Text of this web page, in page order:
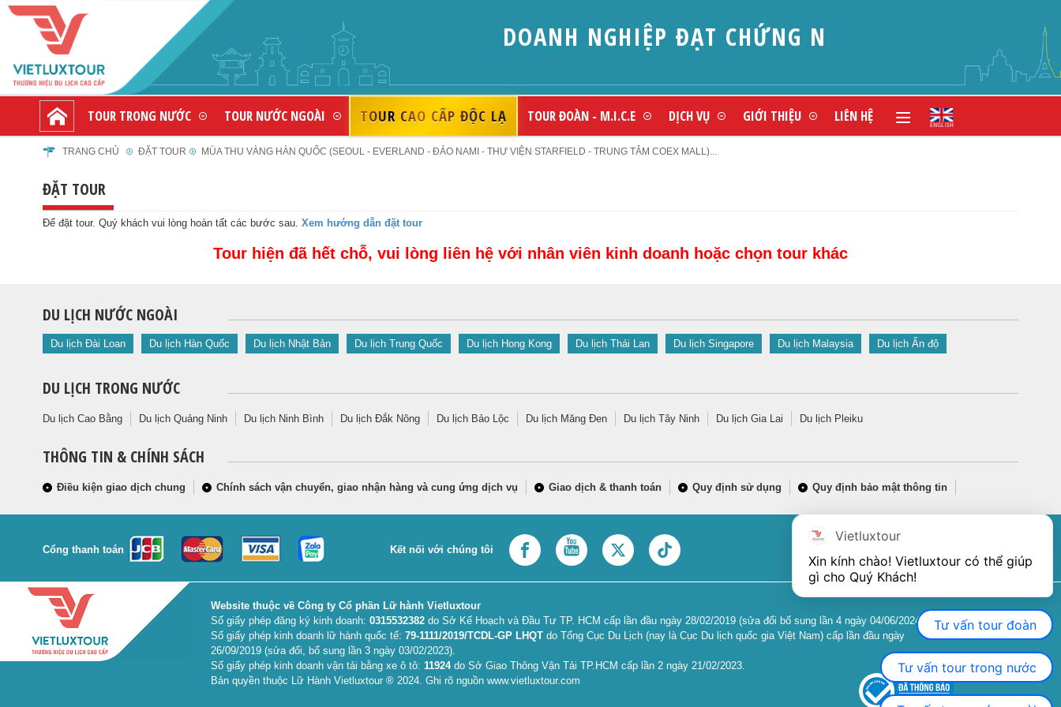
DOANH NGHIỆP ĐẠT CHỨNG NHẬN V
TOUR TRONG NƯỚC TOUR NƯỚC NGOÀI TOUR CAO CẤP ĐỘC LẠ TOUR ĐOÀN - M.I.C.E DỊCH VỤ GIỚI THIỆU LIÊN HỆ
TRANG CHỦ ĐẶT TOUR MÙA THU VÀNG HÀN QUỐC (SEOUL - EVERLAND - ĐẢO NAMI - THƯ VIỆN STARFIELD - TRUNG TÂM COEX MALL)...
ĐẶT TOUR
Để đặt tour. Quý khách vui lòng hoàn tất các bước sau. Xem hướng dẫn đặt tour
Tour hiện đã hết chỗ, vui lòng liên hệ với nhân viên kinh doanh hoặc chọn tour khác
DU LỊCH NƯỚC NGOÀI
Du lịch Đài Loan Du lịch Hàn Quốc Du lịch Nhật Bản Du lịch Trung Quốc Du lịch Hong Kong Du lịch Thái Lan Du lịch Singapore Du lịch Malaysia Du lịch Ấn độ
DU LỊCH TRONG NƯỚC
Du lịch Cao Bằng Du lịch Quảng Ninh Du lịch Ninh Bình Du lịch Đắk Nông Du lịch Bảo Lộc Du lịch Măng Đen Du lịch Tây Ninh Du lịch Gia Lai Du lịch Pleiku
THÔNG TIN & CHÍNH SÁCH
Điều kiện giao dịch chung Chính sách vận chuyển, giao nhận hàng và cung ứng dịch vụ Giao dịch & thanh toán Quy định sử dụng Quy định bảo mật thông tin
Cổng thanh toán Kết nối với chúng tôi
Website thuộc về Công ty Cổ phần Lữ hành Vietluxtour
Số giấy phép đăng ký kinh doanh:0315532382 do Sở Kế Hoạch và Đầu Tư TP. HCM cấp lần đầu ngày 28/02/2019 (sửa đổi bổ sung lần 4 ngày 04/06/2024).
Số giấy phép kinh doanh lữ hành quốc tế:79-1111/2019/TCDL-GP LHQT do Tổng Cục Du Lịch (nay là Cục Du lịch quốc gia Việt Nam) cấp lần đầu ngày
26/09/2019 (sửa đổi, bổ sung lần 3 ngày 03/02/2023).
Số giấy phép kinh doanh vận tải bằng xe ô tô:11924do Sở Giao Thông Vận Tải TP.HCM cấp lần 2 ngày 21/02/2023.
Bản quyền thuộc Lữ Hành Vietluxtour ® 2024. Ghi rõ nguồn www.vietluxtour.com
Vietluxtour
Xin kính chào! Vietluxtour có thể giúp
gì cho Quý Khách!
Tư vấn tour đoàn
Tư vấn tour trong nước